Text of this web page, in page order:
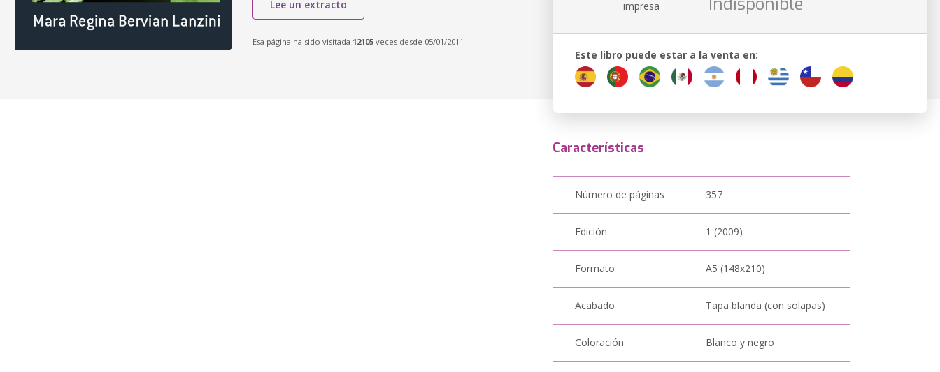
Lee un extracto
Esa página ha sido visitada 12105 veces desde 05/01/2011
impresa
Este libro puede estar a la venta en:
Características
Número de páginas 357
Edición 1 (2009)
Formato A5 (148x210)
Acabado Tapa blanda (con solapas)
Coloración Blanco y negro